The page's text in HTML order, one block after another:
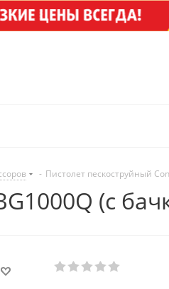
- Пистолет пескоструйный
(с